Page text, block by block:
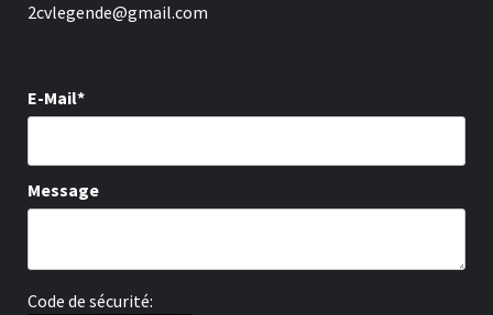
2cvlegende@gmail.com
E-Mail*
Message
Code de sécurité: